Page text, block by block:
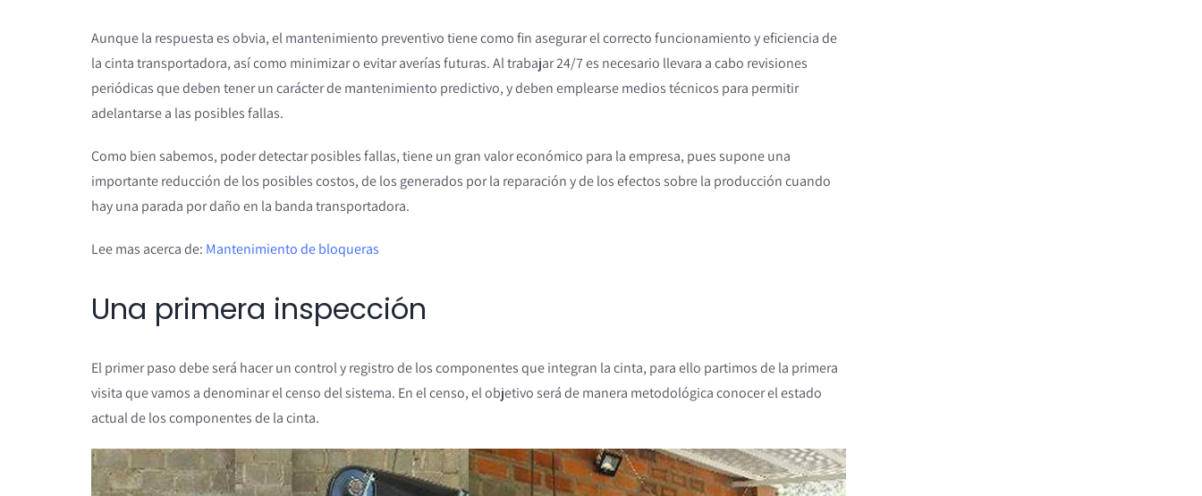
Aunque la respuesta es obvia, el mantenimiento preventivo tiene como fin asegurar el correcto funcionamiento y eficiencia de
la cinta transportadora, así como minimizar o evitar averías futuras. Al trabajar 24/7 es necesario llevara a cabo revisiones
periódicas que deben tener un carácter de mantenimiento predictivo, y deben emplearse medios técnicos para permitir
adelantarse a las posibles fallas.
Como bien sabemos, poder detectar posibles fallas, tiene un gran valor económico para la empresa, pues supone una
importante reducción de los posibles costos, de los generados por la reparación y de los efectos sobre la producción cuando
hay una parada por daño en la banda transportadora.
Lee mas acerca de: Mantenimiento de bloqueras
Una primera inspección
El primer paso debe será hacer un control y registro de los componentes que integran la cinta, para ello partimos de la primera
visita que vamos a denominar el censo del sistema. En el censo, el objetivo será de manera metodológica conocer el estado
actual de los componentes de la cinta.